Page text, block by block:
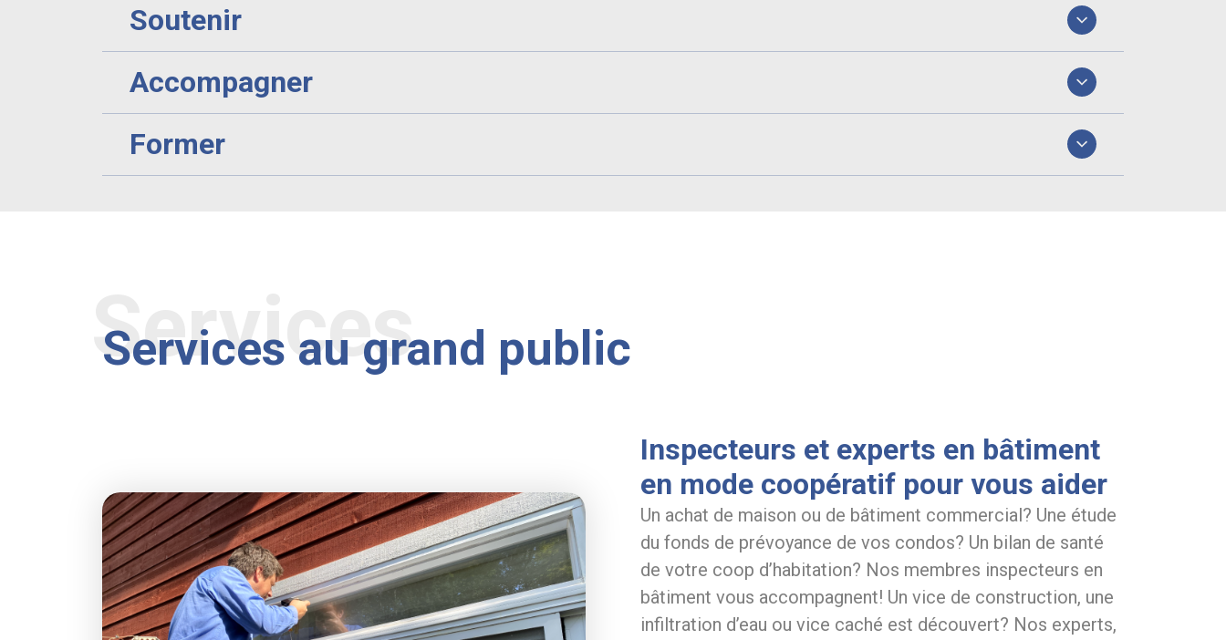
Soutenir
Accompagner
Former
Services au grand public
Services
Inspecteurs et experts en bâtiment
en mode coopératif pour vous aider
Un achat de maison ou de bâtiment commercial? Une étude
du fonds de prévoyance de vos condos? Un bilan de santé
de votre coop d’habitation? Nos membres inspecteurs en
bâtiment vous accompagnent! Un vice de construction, une
infiltration d’eau ou vice caché est découvert? Nos experts,